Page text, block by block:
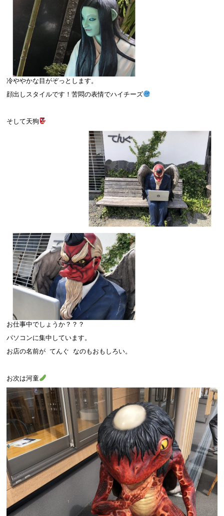
冷ややかな目がぞっとします。
顔出しスタイルです！苦悶の表情でハイチーズ
そして天狗
お仕事中でしょうか？？？
パソコンに集中しています。
お店の名前が てんぐ なのもおもしろい。
お次は河童